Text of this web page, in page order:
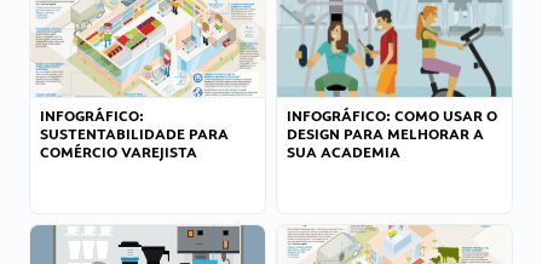
INFOGRÁFICO:
SUSTENTABILIDADE PARA
COMÉRCIO VAREJISTA
INFOGRÁFICO: COMO USAR O
DESIGN PARA MELHORAR A
SUA ACADEMIA